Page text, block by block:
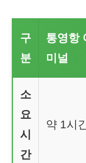
구
분
통영항
미널
소
요
시
간
약 1시